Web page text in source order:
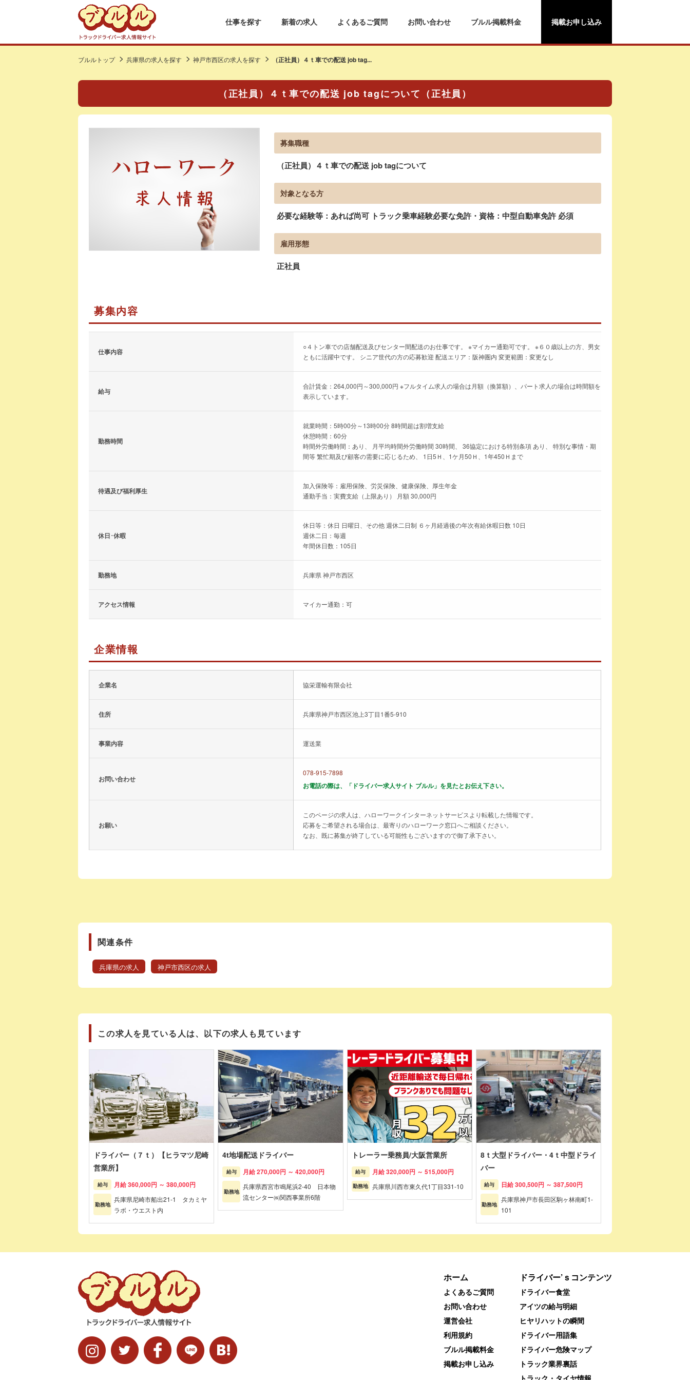
仕事を探す 新着の求人 よくあるご質問 お問い合わせ ブルル掲載料金 掲載お申し込み
ブルルトップ 兵庫県の求人を探す 神戸市西区の求人を探す （正社員）４ｔ車での配送 job tag...
（正社員）４ｔ車での配送 job tagについて（正社員）
募集職種
（正社員）４ｔ車での配送 job tagについて
対象となる方
必要な経験等：あれば尚可 トラック乗車経験必要な免許・資格：中型自動車免許 必須
雇用形態
正社員
募集内容
仕事内容
○４トン車での店舗配送及びセンター間配送のお仕事です。 ※マイカー通勤可です。 ※６０歳以上の方、男女
ともに活躍中です。 シニア世代の方の応募歓迎 配送エリア：阪神圏内 変更範囲：変更なし
給与
合計賃金：264,000円～300,000円 ※フルタイム求人の場合は月額（換算額）、パート求人の場合は時間額を
表示しています。
勤務時間
就業時間：5時00分～13時00分 8時間超は割増支給
休憩時間：60分
時間外労働時間：あり、 月平均時間外労働時間 30時間、 36協定における特別条項 あり、 特別な事情・期
間等 繁忙期及び顧客の需要に応じるため、 1日5Ｈ、1ケ月50Ｈ、1年450Ｈまで
待遇及び福利厚生
加入保険等：雇用保険、労災保険、健康保険、厚生年金
通勤手当：実費支給（上限あり） 月額 30,000円
休日･休暇
休日等：休日 日曜日、その他 週休二日制 ６ヶ月経過後の年次有給休暇日数 10日
週休二日：毎週
年間休日数：105日
勤務地 兵庫県 神戸市西区
アクセス情報 マイカー通勤：可
企業情報
企業名 協栄運輸有限会社
住所 兵庫県神戸市西区池上3丁目1番5-910
事業内容 運送業
お問い合わせ
078-915-7898
お電話の際は、「ドライバー求人サイト ブルル」を見たとお伝え下さい。
お願い
このページの求人は、ハローワークインターネットサービスより転載した情報です。
応募をご希望される場合は、最寄りのハローワーク窓口へご相談ください。
なお、既に募集が終了している可能性もございますので御了承下さい。
関連条件
兵庫県の求人 神戸市西区の求人
この求人を見ている人は、以下の求人も見ています
ドライバー（７ｔ）【ヒラマツ尼崎
営業所】
給与 月給 360,000円 ～ 380,000円
勤務地
兵庫県尼崎市船出21-1 タカミヤ
ラボ・ウエスト内
4t地場配送ドライバー
給与 月給 270,000円 ～ 420,000円
勤務地
兵庫県西宮市鳴尾浜2-40 日本物
流センター㈱関西事業所6階
トレーラー乗務員/大阪営業所
給与 月給 320,000円 ～ 515,000円
勤務地 兵庫県川西市東久代1丁目331-10
8ｔ大型ドライバー・4ｔ中型ドライ
バー
給与 日給 300,500円 ～ 387,500円
勤務地
兵庫県神戸市長田区駒ヶ林南町1-
101
ホーム
よくあるご質問
お問い合わせ
運営会社
利用規約
ブルル掲載料金
掲載お申し込み
ドライバー’ｓコンテンツ
ドライバー食堂
アイツの給与明細
ヒヤリハットの瞬間
ドライバー用語集
ドライバー危険マップ
トラック業界裏話
トラック・タイヤ情報